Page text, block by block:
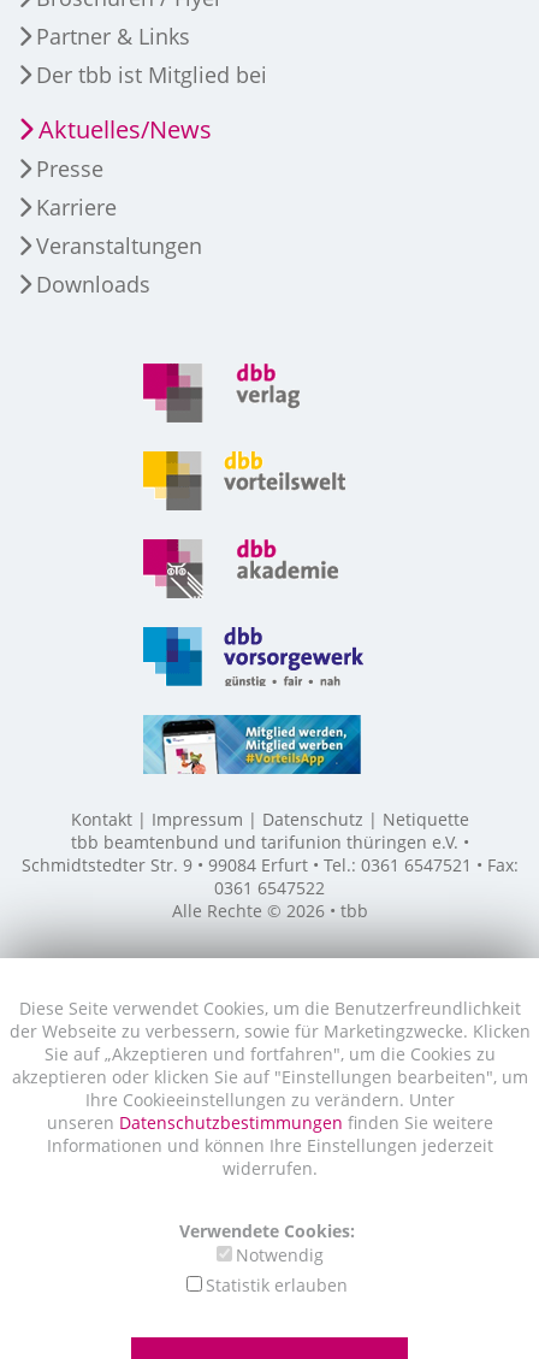
Diese Seite verwendet Cookies, um die Benutzerfreundlichkeit
der Webseite zu verbessern, sowie für Marketingzwecke. Klicken
Sie auf „Akzeptieren und fortfahren", um die Cookies zu
akzeptieren oder klicken Sie auf "Einstellungen bearbeiten", um
Ihre Cookieeinstellungen zu verändern. Unter
unseren Datenschutzbestimmungen finden Sie weitere
Informationen und können Ihre Einstellungen jederzeit
widerrufen.
Verwendete Cookies:
Notwendig
Statistik erlauben
Partner & Links
Der tbb ist Mitglied bei
Aktuelles/News
Presse
Karriere
Veranstaltungen
Downloads
Kontakt Impressum Datenschutz
Netiquette
tbb beamtenbund und tarifunion thüringen e.V. •
Schmidtstedter Str. 9 • 99084 Erfurt • Tel.: 0361 6547521 • Fax:
0361 6547522
Alle Rechte © 2026 • tbb